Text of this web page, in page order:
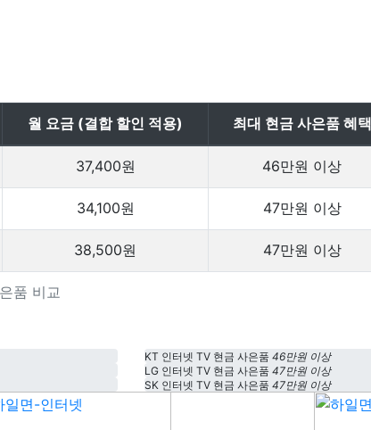
품 비교
월 요금 (결합 할인 적용) 최대 현금 사은품 혜택
37,400원 46만원 이상
34,100원 47만원 이상
38,500원 47만원 이상
KT 인터넷 TV 현금 사은품 46만원 이상
LG 인터넷 TV 현금 사은품 47만원 이상
SK 인터넷 TV 현금 사은품 47만원 이상